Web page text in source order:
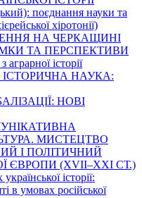
поєднання науки та
хіротонії)
НА ЧЕРКАЩИНІ
ТА ПЕРСПЕКТИВИ
історії
НАУКА:
НОВІ
МИСТЕЦТВО
І ПОЛІТИЧНИЙ
ЄВРОПИ (ХVІІ–ХХІ СТ.)
історії:
в умовах російської